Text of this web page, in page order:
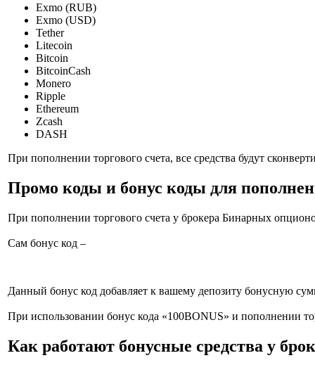
Exmo (RUB)
Exmo (USD)
Tether
Litecoin
Bitcoin
BitcoinCash
Monero
Ripple
Ethereum
Zcash
DASH
При пополнении торгового счета, все средства будут
Промо коды и бонус коды для
При пополнении торгового счета у брокера Бинарных
Сам бонус код –
Данный бонус код добавляет к вашему депозиту бонусную
При использовании бонус кода «100BONUS» и пополнении
Как работают бонусные средства у